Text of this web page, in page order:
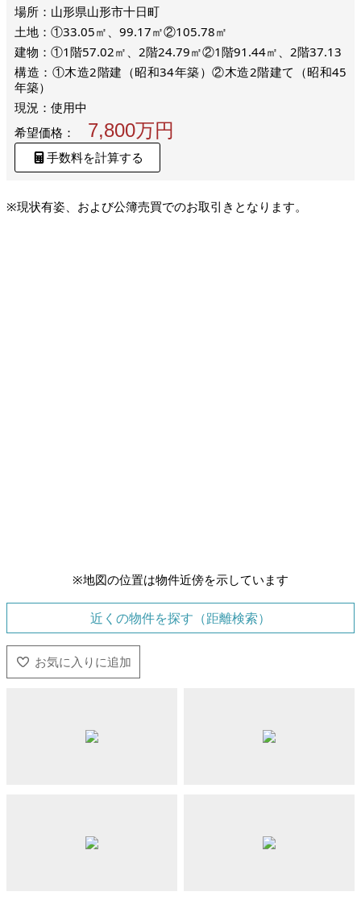
場所：山形県山形市十日町
土地：①33.05㎡、99.17㎡②105.78㎡
建物：①1階57.02㎡、2階24.79㎡②1階91.44㎡、2階37.13
構造：①木造2階建（昭和34年築）②木造2階建て（昭和45
年築）
現況：使用中
希望価格：
7,800万円
手数料を計算する
※現状有姿、および公簿売買でのお取引きとなります。
※地図の位置は物件近傍を示しています
近くの物件を探す（距離検索）